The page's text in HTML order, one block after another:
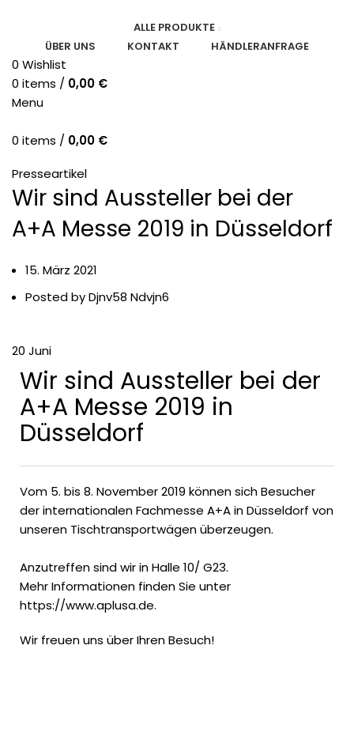
ALLE PRODUKTE
ÜBER UNS
KONTAKT HÄNDLERANFRAGE
0 Wishlist
0 items / 0,00 €
Menu
0 items / 0,00 €
Presseartikel
Wir sind Aussteller bei der
A+A Messe 2019 in Düsseldorf
15. März 2021
Posted byDjnv58 Ndvjn6
20 Juni
Wir sind Aussteller bei der
A+A Messe 2019 in
Düsseldorf
Vom 5. bis 8. November 2019 können sich Besucher
der internationalen Fachmesse A+A in Düsseldorf von
unseren Tischtransportwägen überzeugen.
Anzutreffen sind wir in Halle 10/ G23.
Mehr Informationen finden Sie unter
https://www.aplusa.de.
Wir freuen uns über Ihren Besuch!